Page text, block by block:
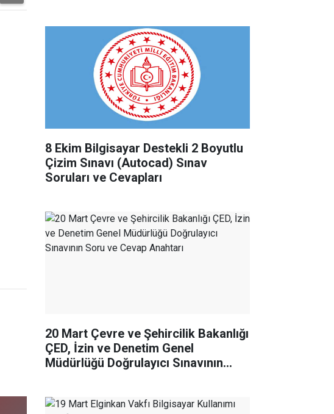
8 Ekim Bilgisayar Destekli 2 Boyutlu
Çizim Sınavı (Autocad) Sınav
Soruları ve Cevapları
20 Mart Çevre ve Şehircilik Bakanlığı
ÇED, İzin ve Denetim Genel
Müdürlüğü Doğrulayıcı Sınavının